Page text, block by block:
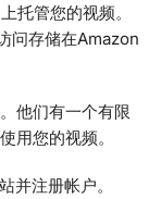
托管您的视频。
问存储在Amazon
他们有一个有限
用您的视频。
并注册帐户。